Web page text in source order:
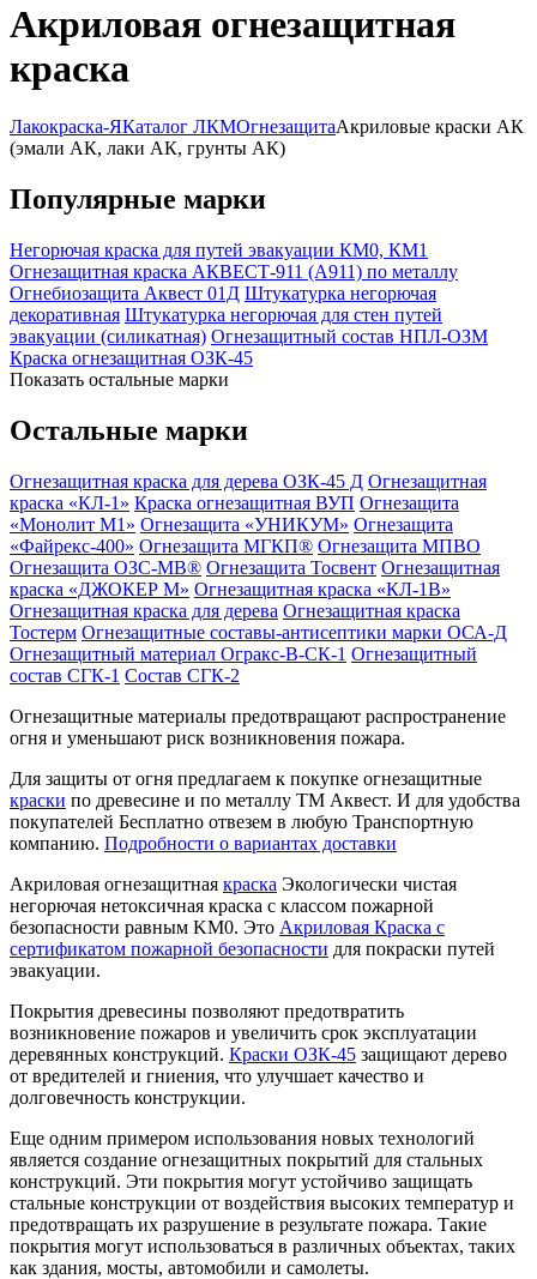
Акриловая огнезащитная
краска
Лакокраска-ЯКаталог ЛКМОгнезащитаАкриловые краски АК
(эмали АК, лаки АК, грунты АК)
Популярные марки
Негорючая краска для путей эвакуации КМ0, КМ1
Огнезащитная краска АКВЕСТ-911 (А911) по металлу
Огнебиозащита Аквест 01Д Штукатурка негорючая
декоративная Штукатурка негорючая для стен путей
эвакуации (силикатная) Огнезащитный состав НПЛ-ОЗМ
Краска огнезащитная ОЗК-45
Показать остальные марки
Остальные марки
Огнезащитная краска для дерева ОЗК-45 Д Огнезащитная
краска «КЛ-1» Краска огнезащитная ВУП Огнезащита
«Монолит М1» Огнезащита «УНИКУМ» Огнезащита
«Файрекс-400» Огнезащита МГКП® Огнезащита МПВО
Огнезащита ОЗС-МВ® Огнезащита Тосвент Огнезащитная
краска «ДЖОКЕР М» Огнезащитная краска «КЛ-1В»
Огнезащитная краска для дерева Огнезащитная краска
Тостерм Огнезащитные составы-антисептики марки ОСА-Д
Огнезащитный материал Огракс-В-СК-1 Огнезащитный
состав СГК-1 Состав СГК-2
Огнезащитные материалы предотвращают распространение
огня и уменьшают риск возникновения пожара.
Для защиты от огня предлагаем к покупке огнезащитные
краски по древесине и по металлу ТМ Аквест. И для удобства
покупателей Бесплатно отвезем в любую Транспортную
компанию. Подробности о вариантах доставки
Акриловая огнезащитная краска Экологически чистая
негорючая нетоксичная краска с классом пожарной
безопасности равным KM0. Это Акриловая Краска с
сертификатом пожарной безопасности для покраски путей
эвакуации.
Покрытия древесины позволяют предотвратить
возникновение пожаров и увеличить срок эксплуатации
деревянных конструкций. Краски ОЗК-45 защищают дерево
от вредителей и гниения, что улучшает качество и
долговечность конструкции.
Еще одним примером использования новых технологий
является создание огнезащитных покрытий для стальных
конструкций. Эти покрытия могут устойчиво защищать
стальные конструкции от воздействия высоких температур и
предотвращать их разрушение в результате пожара. Такие
покрытия могут использоваться в различных объектах, таких
как здания, мосты, автомобили и самолеты.